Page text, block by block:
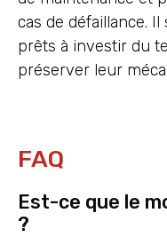
cas de défaillance.
prêts à investir du
préserver leur
FAQ
Est-ce que le
?